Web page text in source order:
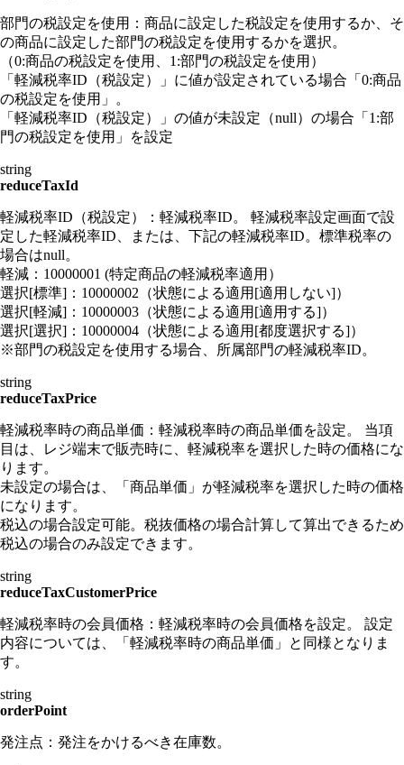
部門の税設定を使用：商品に設定した税設定を使用するか、そ
の商品に設定した部門の税設定を使用するかを選択。
（0:商品の税設定を使用、1:部門の税設定を使用）
「軽減税率ID（税設定）」に値が設定されている場合「0:商品
の税設定を使用」。
「軽減税率ID（税設定）」の値が未設定（null）の場合「1:部
門の税設定を使用」を設定
string
reduceTaxId
軽減税率ID（税設定）：軽減税率ID。 軽減税率設定画面で設
定した軽減税率ID、または、下記の軽減税率ID。標準税率の
場合はnull。
軽減：10000001 (特定商品の軽減税率適用）
選択[標準]：10000002（状態による適用[適用しない]）
選択[軽減]：10000003（状態による適用[適用する]）
選択[選択]：10000004（状態による適用[都度選択する]）
※部門の税設定を使用する場合、所属部門の軽減税率ID。
string
reduceTaxPrice
軽減税率時の商品単価：軽減税率時の商品単価を設定。 当項
目は、レジ端末で販売時に、軽減税率を選択した時の価格にな
ります。
未設定の場合は、「商品単価」が軽減税率を選択した時の価格
になります。
税込の場合設定可能。税抜価格の場合計算して算出できるため
税込の場合のみ設定できます。
string
reduceTaxCustomerPrice
軽減税率時の会員価格：軽減税率時の会員価格を設定。 設定
内容については、「軽減税率時の商品単価」と同様となりま
す。
string
orderPoint
発注点：発注をかけるべき在庫数。